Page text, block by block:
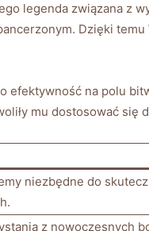
legenda związana z
Dzięki
efektywność na polu
mu ⁣dostosować
niezbędne ‌do⁤
​z⁢ nowoczesnych